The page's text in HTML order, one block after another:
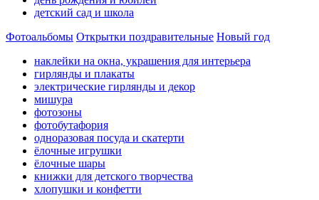
детский сад и школа
Фотоальбомы Открытки поздравительные Новый год
наклейки на окна, украшения для интерьера
гирлянды и плакаты
электрические гирлянды и декор
мишура
фотозоны
фотобутафория
одноразовая посуда и скатерти
ёлочные игрушки
ёлочные шары
книжки для детского творчества
хлопушки и конфетти